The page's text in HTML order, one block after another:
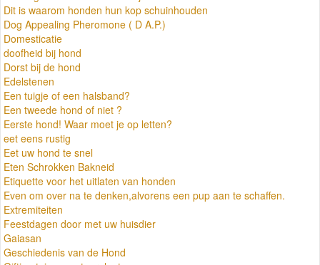
Dit is waarom honden hun kop schuinhouden
Dog Appealing Pheromone ( D A.P.)
Domesticatie
doofheid bij hond
Dorst bij de hond
Edelstenen
Een tuigje of een halsband?
Een tweede hond of niet ?
Eerste hond! Waar moet je op letten?
eet eens rustig
Eet uw hond te snel
Eten Schrokken Bakneid
Etiquette voor het uitlaten van honden
Even om over na te denken,alvorens een pup aan te schaffen.
Extremiteiten
Feestdagen door met uw huisdier
Gaiasan
Geschiedenis van de Hond